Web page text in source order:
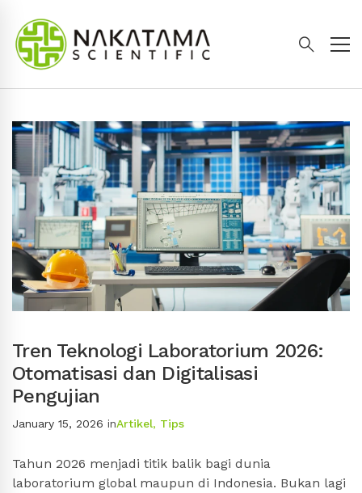
Tren Teknologi Laboratorium 2026:
Otomatisasi dan Digitalisasi
Pengujian
January 15, 2026 inArtikel, Tips
Tahun 2026 menjadi titik balik bagi dunia
laboratorium global maupun di Indonesia. Bukan lagi